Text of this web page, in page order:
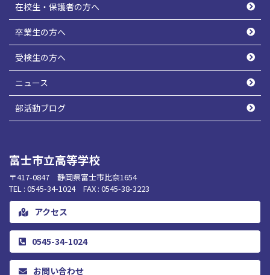
在校生・保護者の方へ
卒業生の方へ
受検生の方へ
ニュース
部活動ブログ
富士市立高等学校
〒417-0847 静岡県富士市比奈1654
TEL : 0545-34-1024 FAX : 0545-38-3223
アクセス
0545-34-1024
お問い合わせ